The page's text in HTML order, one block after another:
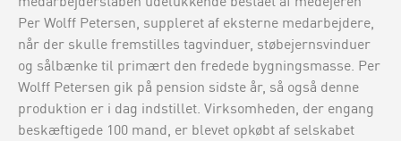
Per Wolff Petersen, suppleret af eksterne medarbejdere,
når der skulle fremstilles tagvinduer, støbejernsvinduer
og sålbænke til primært den fredede bygningsmasse. Per
Wolff Petersen gik på pension sidste år, så også denne
produktion er i dag indstillet. Virksomheden, der engang
beskæftigede 100 mand, er blevet opkøbt af selskabet